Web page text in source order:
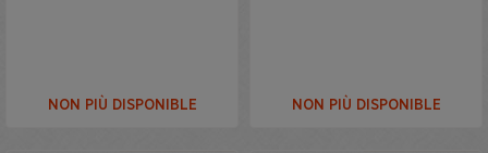
NON PIÙ DISPONIBLE NON PIÙ DISPONIBLE